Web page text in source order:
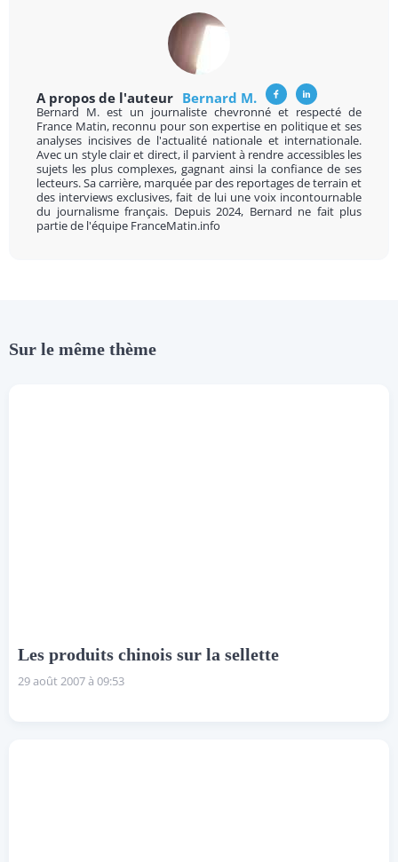
A propos de l'auteur Bernard M.
Bernard M. est un journaliste chevronné et respecté de
France Matin, reconnu pour son expertise en politique et ses
analyses incisives de l'actualité nationale et internationale.
Avec un style clair et direct, il parvient à rendre accessibles les
sujets les plus complexes, gagnant ainsi la confiance de ses
lecteurs. Sa carrière, marquée par des reportages de terrain et
des interviews exclusives, fait de lui une voix incontournable
du journalisme français. Depuis 2024, Bernard ne fait plus
partie de l'équipe FranceMatin.info
Sur le même thème
Les produits chinois sur la sellette
29 août 2007 à 09:53